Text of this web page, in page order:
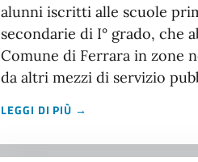
alunni iscritti alle scuole
secondarie di I° grado, che
Comune di Ferrara in zone
da altri mezzi di servizio
LEGGI DI PIÙ →